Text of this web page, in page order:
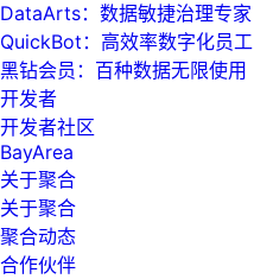
DataArts：数据敏捷治理专家
QuickBot：高效率数字化员工
黑钻会员：百种数据无限使用
开发者
开发者社区
BayArea
关于聚合
关于聚合
聚合动态
合作伙伴